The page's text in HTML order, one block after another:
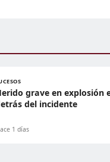
grave en explosión
del incidente
1 días